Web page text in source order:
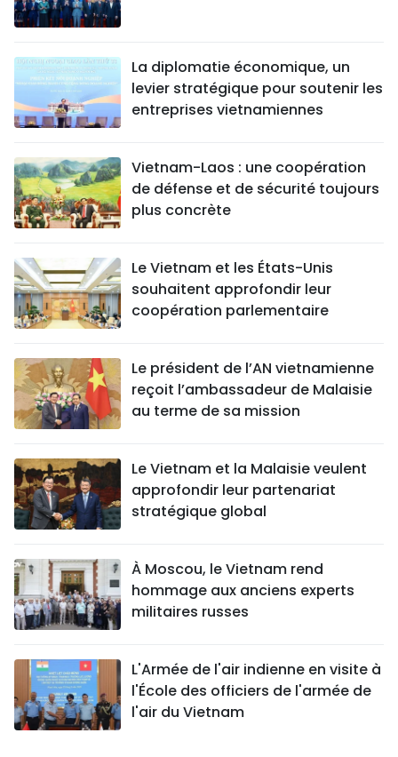
La diplomatie économique, un
levier stratégique pour soutenir les
entreprises vietnamiennes
Vietnam-Laos : une coopération
de défense et de sécurité toujours
plus concrète
Le Vietnam et les États-Unis
souhaitent approfondir leur
coopération parlementaire
Le président de l’AN vietnamienne
reçoit l’ambassadeur de Malaisie
au terme de sa mission
Le Vietnam et la Malaisie veulent
approfondir leur partenariat
stratégique global
À Moscou, le Vietnam rend
hommage aux anciens experts
militaires russes
L'Armée de l'air indienne en visite à
l'École des officiers de l'armée de
l'air du Vietnam